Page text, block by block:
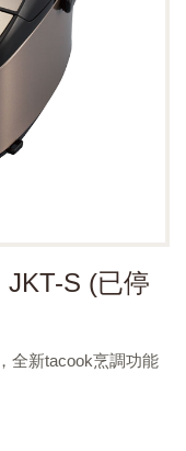
JKT-S (已停
全新tacook烹調功能